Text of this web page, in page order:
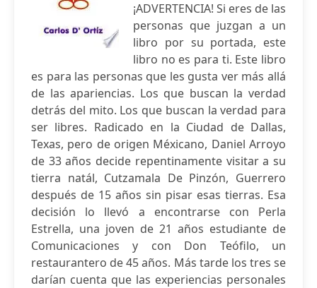
¡ADVERTENCIA! Si eres de las
personas que juzgan a un
libro por su portada, este
libro no es para ti. Este libro
es para las personas que les gusta ver más allá
de las apariencias. Los que buscan la verdad
detrás del mito. Los que buscan la verdad para
ser libres. Radicado en la Ciudad de Dallas,
Texas, pero de origen Méxicano, Daniel Arroyo
de 33 años decide repentinamente visitar a su
tierra natál, Cutzamala De Pinzón, Guerrero
después de 15 años sin pisar esas tierras. Esa
decisión lo llevó a encontrarse con Perla
Estrella, una joven de 21 años estudiante de
Comunicaciones y con Don Teófilo, un
restaurantero de 45 años. Más tarde los tres se
darían cuenta que las experiencias personales